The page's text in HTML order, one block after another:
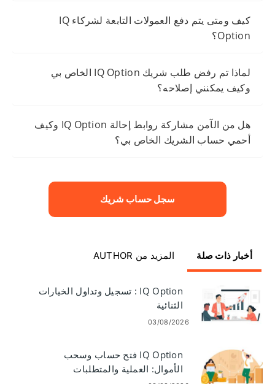
كيف ومتى يتم دفع العمولات التابعة لشركاء IQ
Option؟
لماذا تم رفض طلب شريك IQ Option الخاص بي
وكيف يمكنني إصلاحه؟
هل من الآمن مشاركة روابط إحالة IQ Option وكيف
أحمي حساب الشريك الخاص بي؟
سجل حساب شريك
المزيد من AUTHOR أخبار ذات صلة
IQ Option : تسجيل وتداول الخيارات
الثنائية
03/08/2026
IQ Option فتح حساب وسحب
الأموال: العملية والمتطلبات